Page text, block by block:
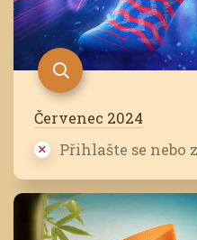
Červenec 2024
Přihlašte se nebo